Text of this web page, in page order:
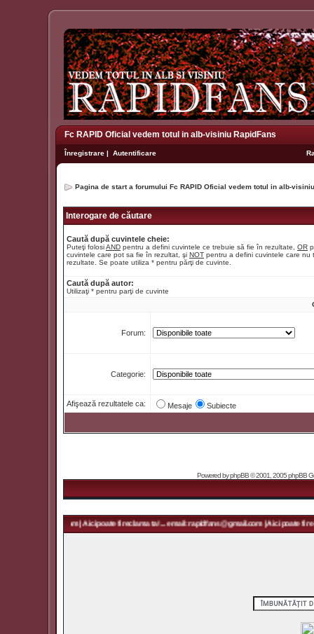
Fc RAPID Oficial vedem totul in alb-visiniu RapidFans
Înregistrare | Autentificare
Pagina de start a forumului Fc RAPID Oficial vedem totul in alb-
Interogare de căutare
Caută după cuvintele cheie:
Puteţi folosiAND pentru a defini cuvintele ce trebuie să fie în rezultate, OR
cuvintele care pot sa fie în rezultat, şi NOT pentru a defini cuvintele care nu
rezultate. Se poate utiliza * pentru părţi de cuvinte.
Caută după autor:
Utilizaţi * pentru parţi de cuvinte
Forum:
Categorie:
Afişează rezultatele ca: Mesaje Subiecte
Powered byphpBB© 2001, 2005 phpBB
| Aici poate fi reclama ta! ... email: rapidfans@gmail.com | Aici poate fi